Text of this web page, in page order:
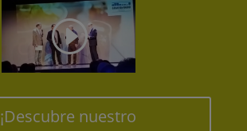
¡Descubre nuestro